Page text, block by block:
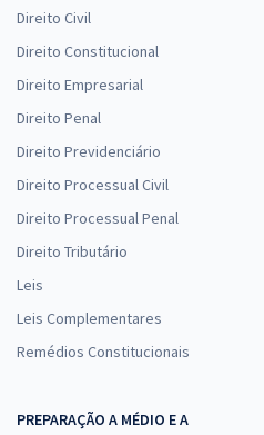
Direito Civil
Direito Constitucional
Direito Empresarial
Direito Penal
Direito Previdenciário
Direito Processual Civil
Direito Processual Penal
Direito Tributário
Leis
Leis Complementares
Remédios Constitucionais
PREPARAÇÃO A MÉDIO E A